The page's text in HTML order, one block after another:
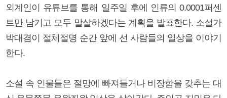
외계인이 유튜브를 통해 일주일 후에 인류의 0.0001퍼센
트만 남기고 모두 말살하겠다는 계획을 발표한다. 소설가
박대겸이 절체절명 순간 앞에 선 사람들의 일상을 이야기
한다.
소설 속 인물들은 절망에 빠져들거나 비장함을 갖추는 대